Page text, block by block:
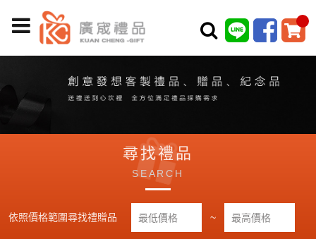
尋找禮品
SEARCH
依照價格範圍尋找禮贈品 ~